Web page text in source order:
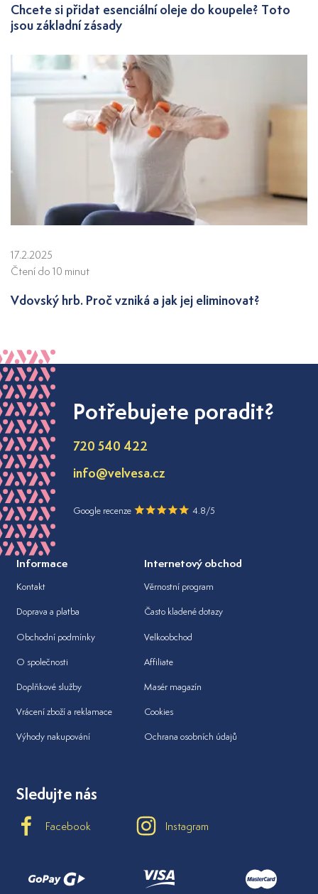
Chcete si přidat esenciální oleje do koupele? Toto
jsou základní zásady
17.2.2025
Čtení do 10 minut
Vdovský hrb. Proč vzniká a jak jej eliminovat?
Potřebujete poradit?
720 540 422
info@velvesa.cz
Google recenze 4.8/5
Informace
Kontakt
Doprava a platba
Obchodní podmínky
O společnosti
Doplňkové služby
Vrácení zboží a reklamace
Výhody nakupování
Internetový obchod
Věrnostní program
Často kladené dotazy
Velkoobchod
Affiliate
Masér magazín
Cookies
Ochrana osobních údajů
Sledujte nás
Facebook Instagram